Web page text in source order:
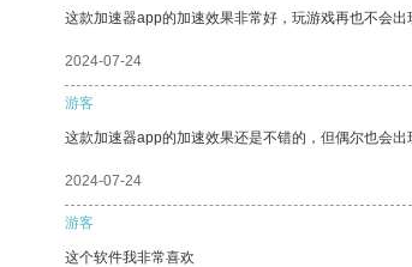
这款加速器app的加速效果非常好，玩游戏再也不会
2024-07-24
游客
这款加速器app的加速效果还是不错的，但偶尔也会出
2024-07-24
游客
这个软件我非常喜欢